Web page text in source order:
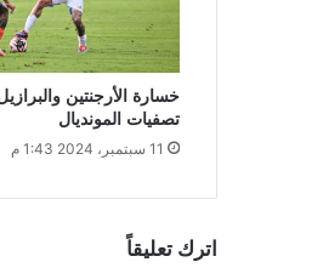
خسارة الأرجنتين
تصفيات المونديال
11 سبتمبر، 2024 1:43 م
اترك تعليقاً